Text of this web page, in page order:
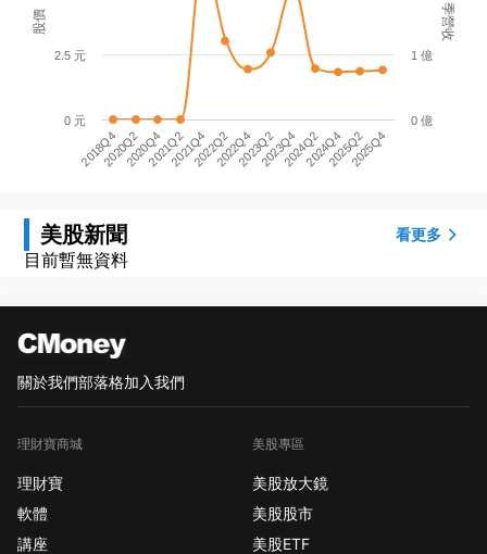
股價 季營收
2018Q42020Q22020Q42021Q22021Q42022Q22022Q42023Q22023Q42024Q22024Q42025Q22025Q4
0 元
2.5 元
0 億
1 億
美股新聞 看更多
目前暫無資料
關於我們部落格加入我們
理財寶商城
理財寶
軟體
講座
美股專區
美股放大鏡
美股股市
美股ETF